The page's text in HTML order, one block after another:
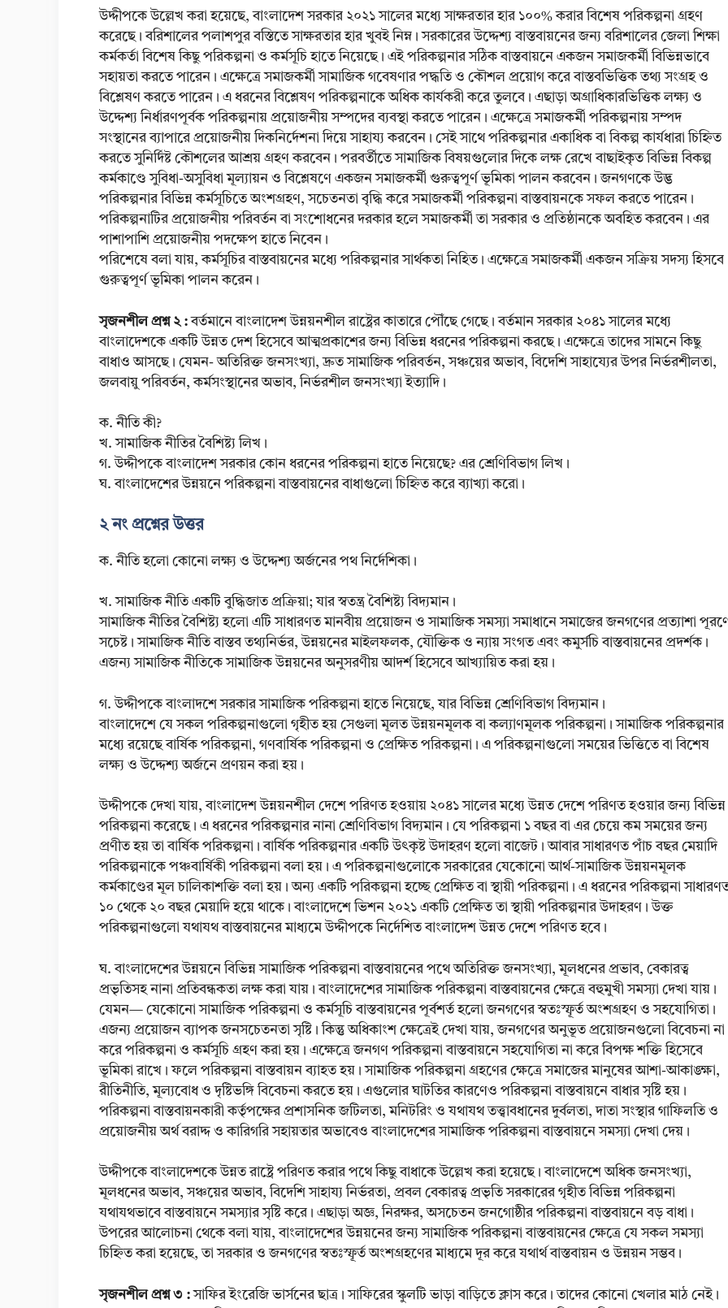
উদ্দীপকে উল্লেখ করা হয়েছে, বাংলাদেশ সরকার ২০২১ সালের মধ্যে সাক্ষরতার হার ১০০% করার বিশেষ পরিকল্পনা গ্রহণ
করেছে। বরিশালের পলাশপুর বস্তিতে সাক্ষরতার হার খুবই নিম্ন। সরকারের উদ্দেশ্য বাস্তবায়নের জন্য বরিশালের জেলা শিক্ষা
কর্মকর্তা বিশেষ কিছু পরিকল্পনা ও কর্মসূচি হাতে নিয়েছে। এই পরিকল্পনার সঠিক বাস্তবায়নে একজন সমাজকর্মী বিভিন্নভাবে
সহায়তা করতে পারেন। এক্ষেত্রে সমাজকর্মী সামাজিক গবেষণার পদ্ধতি ও কৌশল প্রয়োগ করে বাস্তবভিত্তিক তথ্য সংগ্রহ ও
বিশ্লেষণ করতে পারেন। এ ধরনের বিশ্লেষণ পরিকল্পনাকে অধিক কার্যকরী করে তুলবে। এছাড়া অগ্রাধিকারভিত্তিক লক্ষ্য ও
উদ্দেশ্য নির্ধারণপূর্বক পরিকল্পনায় প্রয়োজনীয় সম্পদের ব্যবস্থা করতে পারেন। এক্ষেত্রে সমাজকর্মী পরিকল্পনায় সম্পদ
সংস্থানের ব্যাপারে প্রয়োজনীয় দিকনির্দেশনা দিয়ে সাহায্য করবেন। সেই সাথে পরিকল্পনার একাধিক বা বিকল্প কার্যধারা চিহ্নিত
করতে সুনির্দিষ্ট কৌশলের আশ্রয় গ্রহণ করবেন। পরবর্তীতে সামাজিক বিষয়গুলোর দিকে লক্ষ রেখে বাছাইকৃত বিভিন্ন বিকল্প
কর্মকাণ্ডে সুবিধা-অসুবিধা মূল্যায়ন ও বিশ্লেষণে একজন সমাজকর্মী গুরুত্বপূর্ণ ভূমিকা পালন করবেন। জনগণকে উদ্ভ
পরিকল্পনার বিভিন্ন কর্মসূচিতে অংশগ্রহণ, সচেতনতা বৃদ্ধি করে সমাজকর্মী পরিকল্পনা বাস্তবায়নকে সফল করতে পারেন।
পরিকল্পনাটির প্রয়োজনীয় পরিবর্তন বা সংশোধনের দরকার হলে সমাজকর্মী তা সরকার ও প্রতিষ্ঠানকে অবহিত করবেন। এর
পাশাপাশি প্রয়োজনীয় পদক্ষেপ হাতে নিবেন।
পরিশেষে বলা যায়, কর্মসূচির বাস্তবায়নের মধ্যে পরিকল্পনার সার্থকতা নিহিত। এক্ষেত্রে সমাজকর্মী একজন সক্রিয় সদস্য হিসবে
গুরুত্বপূর্ণ ভূমিকা পালন করেন।
সৃজনশীল প্রশ্ন ২ :বর্তমানে বাংলাদেশ উন্নয়নশীল রাষ্ট্রের কাতারে পৌঁছে গেছে। বর্তমান সরকার ২০৪১ সালের মধ্যে
বাংলাদেশকে একটি উন্নত দেশ হিসেবে আত্মপ্রকাশের জন্য বিভিন্ন ধরনের পরিকল্পনা করছে। এক্ষেত্রে তাদের সামনে কিছু
বাধাও আসছে। যেমন- অতিরিক্ত জনসংখ্যা, দ্রুত সামাজিক পরিবর্তন, সঞ্চয়ের অভাব, বিদেশি সাহায্যের উপর নির্ভরশীলতা,
জলবায়ু পরিবর্তন, কর্মসংস্থানের অভাব, নির্ভরশীল জনসংখ্যা ইত্যাদি।
ক. নীতি কী?
খ. সামাজিক নীতির বৈশিষ্ট্য লিখ।
গ. উদ্দীপকে বাংলাদেশ সরকার কোন ধরনের পরিকল্পনা হাতে নিয়েছে? এর শ্রেণিবিভাগ লিখ।
ঘ. বাংলাদেশের উন্নয়নে পরিকল্পনা বাস্তবায়নের বাধাগুলো চিহ্নিত করে ব্যাখ্যা করো।
২ নং প্রশ্নের উত্তর
ক. নীতি হলো কোনো লক্ষ্য ও উদ্দেশ্য অর্জনের পথ নির্দেশিকা।
খ. সামাজিক নীতি একটি বুদ্ধিজাত প্রক্রিয়া; যার স্বতন্ত্র বৈশিষ্ট্য বিদ্যমান।
সামাজিক নীতির বৈশিষ্ট্য হলো এটি সাধারণত মানবীয় প্রয়োজন ও সামাজিক সমস্যা সমাধানে সমাজের জনগণের প্রত্যাশা
সচেষ্ট। সামাজিক নীতি বাস্তব তথ্যনির্ভর, উন্নয়নের মাইলফলক, যৌক্তিক ও ন্যায় সংগত এবং কমুর্সচি বাস্তবায়নের প্রদর্শক।
এজন্য সামাজিক নীতিকে সামাজিক উন্নয়নের অনুসরণীয় আদর্শ হিসেবে আখ্যায়িত করা হয়।
গ. উদ্দীপকে বাংলাদশে সরকার সামাজিক পরিকল্পনা হাতে নিয়েছে, যার বিভিন্ন শ্রেণিবিভাগ বিদ্যমান।
বাংলাদেশে যে সকল পরিকল্পনাগুলো গৃহীত হয় সেগুলা মূলত উন্নয়নমূলক বা কল্যাণমূলক পরিকল্পনা। সামাজিক পরিকল্পনার
মধ্যে রয়েছে বার্ষিক পরিকল্পনা, গণবার্ষিক পরিকল্পনা ও প্রেক্ষিত পরিকল্পনা। এ পরিকল্পনাগুলো সময়ের ভিত্তিতে বা বিশেষ
লক্ষ্য ও উদ্দেশ্য অর্জনে প্রণয়ন করা হয়।
উদ্দীপকে দেখা যায়, বাংলাদেশ উন্নয়নশীল দেশে পরিণত হওয়ায় ২০৪১ সালের মধ্যে উন্নত দেশে পরিণত হওয়ার জন্য বিভিন্ন
পরিকল্পনা করেছে। এ ধরনের পরিকল্পনার নানা শ্রেণিবিভাগ বিদ্যমান। যে পরিকল্পনা ১ বছর বা এর চেয়ে কম সময়ের জন্য
প্রণীত হয় তা বার্ষিক পরিকল্পনা। বার্ষিক পরিকল্পনার একটি উৎকৃষ্ট উদাহরণ হলো বাজেট। আবার সাধারণত পাঁচ বছর মেয়াদি
পরিকল্পনাকে পঞ্চবার্ষিকী পরিকল্পনা বলা হয়। এ পরিকল্পনাগুলোকে সরকারের যেকোনো আর্থ-সামাজিক উন্নয়নমূলক
কর্মকাণ্ডের মূল চালিকাশক্তি বলা হয়। অন্য একটি পরিকল্পনা হচ্ছে প্রেক্ষিত বা স্থায়ী পরিকল্পনা। এ ধরনের পরিকল্পনা
১০ থেকে ২০ বছর মেয়াদি হয়ে থাকে। বাংলাদেশে ভিশন ২০২১ একটি প্রেক্ষিত তা স্থায়ী পরিকল্পনার উদাহরণ। উক্ত
পরিকল্পনাগুলো যথাযথ বাস্তবায়নের মাধ্যমে উদ্দীপকে নির্দেশিত বাংলাদেশ উন্নত দেশে পরিণত হবে।
ঘ. বাংলাদেশের উন্নয়নে বিভিন্ন সামাজিক পরিকল্পনা বাস্তবায়নের পথে অতিরিক্ত জনসংখ্যা, মূলধনের প্রভাব, বেকারত্ব
প্রভৃতিসহ নানা প্রতিবন্ধকতা লক্ষ করা যায়। বাংলাদেশের সামাজিক পরিকল্পনা বাস্তবায়নের ক্ষেত্রে বহুমুখী সমস্যা দেখা যায়।
যেমন— যেকোনো সামাজিক পরিকল্পনা ও কর্মসূচি বাস্তবায়নের পূর্বশর্ত হলো জনগণের স্বতঃস্ফূর্ত অংশগ্রহণ ও সহযোগিতা।
এজন্য প্রয়োজন ব্যাপক জনসচেতনতা সৃষ্টি। কিন্তু অধিকাংশ ক্ষেত্রেই দেখা যায়, জনগণের অনুভূত প্রয়োজনগুলো বিবেচনা না
করে পরিকল্পনা ও কর্মসূচি গ্রহণ করা হয়। এক্ষেত্রে জনগণ পরিকল্পনা বাস্তবায়নে সহযোগিতা না করে বিপক্ষ শক্তি হিসেবে
ভূমিকা রাখে। ফলে পরিকল্পনা বাস্তবায়ন ব্যাহত হয়। সামাজিক পরিকল্পনা গ্রহণের ক্ষেত্রে সমাজের মানুষের আশা-আকাঙ্ক্ষা,
রীতিনীতি, মূল্যবোধ ও দৃষ্টিভঙ্গি বিবেচনা করতে হয়। এগুলোর ঘাটতির কারণেও পরিকল্পনা বাস্তবায়নে বাধার সৃষ্টি হয়।
পরিকল্পনা বাস্তবায়নকারী কর্তৃপক্ষের প্রশাসনিক জটিলতা, মনিটরিং ও যথাযথ তত্ত্বাবধানের দুর্বলতা, দাতা সংস্থার গাফিলতি ও
প্রয়োজনীয় অর্থ বরাদ্দ ও কারিগরি সহায়তার অভাবেও বাংলাদেশের সামাজিক পরিকল্পনা বাস্তবায়নে সমস্যা দেখা দেয়।
উদ্দীপকে বাংলাদেশকে উন্নত রাষ্ট্রে পরিণত করার পথে কিছু বাধাকে উল্লেখ করা হয়েছে। বাংলাদেশে অধিক জনসংখ্যা,
মূলধনের অভাব, সঞ্চয়ের অভাব, বিদেশি সাহায্য নির্ভরতা, প্রবল বেকারত্ব প্রভৃতি সরকারের গৃহীত বিভিন্ন পরিকল্পনা
যথাযথভাবে বাস্তবায়নে সমস্যার সৃষ্টি করে। এছাড়া অজ্ঞ, নিরক্ষর, অসচেতন জনগোষ্ঠীর পরিকল্পনা বাস্তবায়নে বড় বাধা।
উপরের আলোচনা থেকে বলা যায়, বাংলাদেশের উন্নয়নের জন্য সামাজিক পরিকল্পনা বাস্তবায়নের ক্ষেত্রে যে সকল সমস্যা
চিহ্নিত করা হয়েছে, তা সরকার ও জনগণের স্বতঃস্ফূর্ত অংশগ্রহণের মাধ্যমে দূর করে যথার্থ বাস্তবায়ন ও উন্নয়ন সম্ভব।
সৃজনশীল প্রশ্ন ৩ :সাফির ইংরেজি ভার্সনের ছাত্র। সাফিরের স্কুলটি ভাড়া বাড়িতে ক্লাস করে। তাদের কোনো খেলার মাঠ নেই।